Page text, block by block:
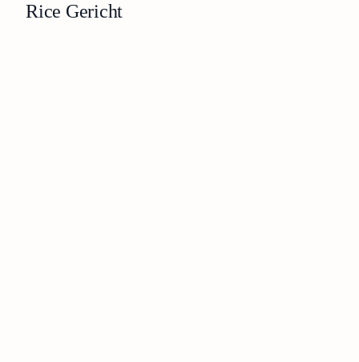
Rice Gericht